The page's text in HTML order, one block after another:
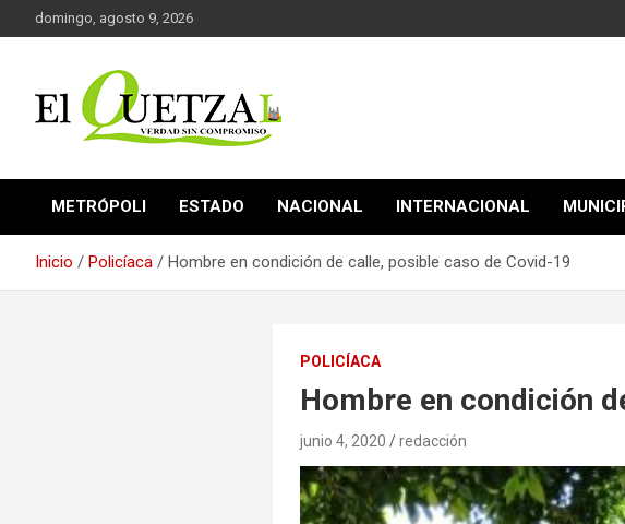
al
domingo, agosto 9, 2026
El Quetzal de Cholula
METRÓPOLI ESTADO NACIONAL INTERNACIONAL
Inicio Policíaca Hombre en condición de calle, posible caso de Covid-19
POLICÍACA
Hombre en condición
junio 4, 2020 redacción